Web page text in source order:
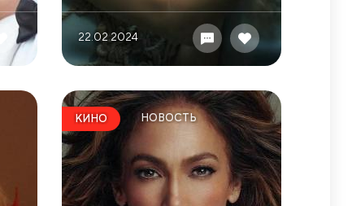
22.02 2024
КИНО НОВОСТЬ